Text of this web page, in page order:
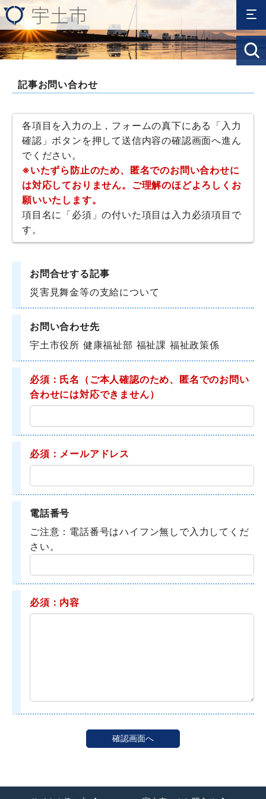
記事お問い合わせ
各項目を入力の上，フォームの真下にある「入力
確認」ボタンを押して送信内容の確認画面へ進ん
でください。
※いたずら防止のため、匿名でのお問い合わせに
は対応しておりません。ご理解のほどよろしくお
願いいたします。
項目名に「必須」の付いた項目は入力必須項目で
す。
お問合せする記事
災害見舞金等の支給について
お問い合わせ先
宇土市役所 健康福祉部 福祉課 福祉政策係
必須：氏名
（ご本人確認のため、匿名でのお問い
合わせには対応できません）
必須：メールアドレス
電話番号
ご注意：電話番号はハイフン無しで入力してくだ
さい。
必須：内容